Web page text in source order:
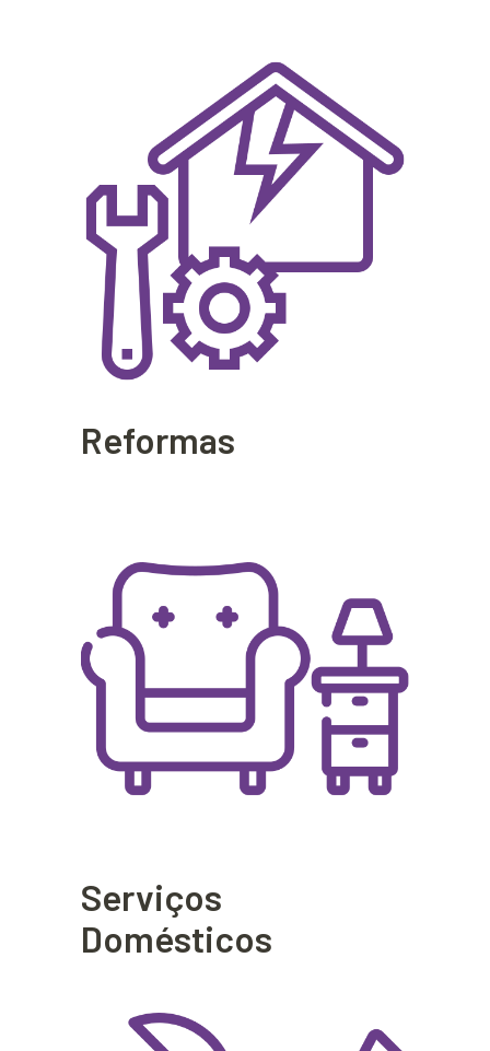
Reformas
Serviços
Domésticos